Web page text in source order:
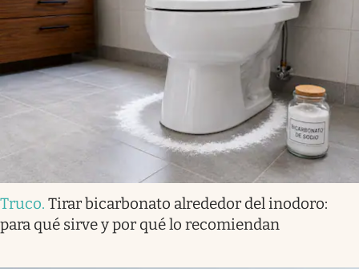
Truco. Tirar bicarbonato alrededor del inodoro:
para qué sirve y por qué lo recomiendan